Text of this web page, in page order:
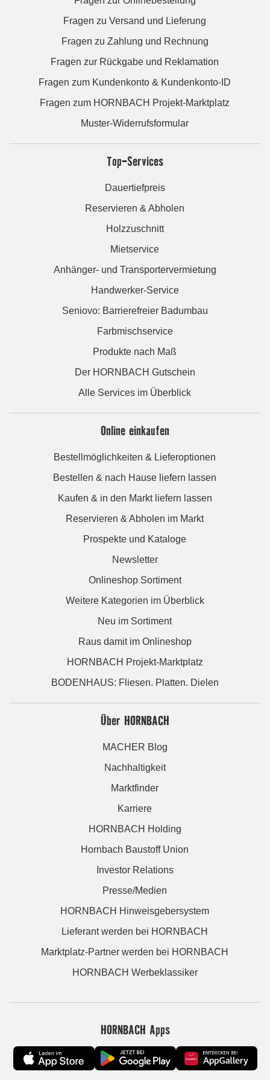
Fragen zu Versand und Lieferung
Fragen zu Zahlung und Rechnung
Fragen zur Rückgabe und Reklamation
Fragen zum Kundenkonto & Kundenkonto-ID
Fragen zum HORNBACH Projekt-Marktplatz
Muster-Widerrufsformular
Top-Services
Dauertiefpreis
Reservieren & Abholen
Holzzuschnitt
Mietservice
Anhänger- und Transportervermietung
Handwerker-Service
Seniovo: Barrierefreier Badumbau
Farbmischservice
Produkte nach Maß
Der HORNBACH Gutschein
Alle Services im Überblick
Online einkaufen
Bestellmöglichkeiten & Lieferoptionen
Bestellen & nach Hause liefern lassen
Kaufen & in den Markt liefern lassen
Reservieren & Abholen im Markt
Prospekte und Kataloge
Newsletter
Onlineshop Sortiment
Weitere Kategorien im Überblick
Neu im Sortiment
Raus damit im Onlineshop
HORNBACH Projekt-Marktplatz
BODENHAUS: Fliesen. Platten. Dielen
Über HORNBACH
MACHER Blog
Nachhaltigkeit
Marktfinder
Karriere
HORNBACH Holding
Hornbach Baustoff Union
Investor Relations
Presse/Medien
HORNBACH Hinweisgebersystem
Lieferant werden bei HORNBACH
Marktplatz-Partner werden bei HORNBACH
HORNBACH Werbeklassiker
HORNBACH Apps